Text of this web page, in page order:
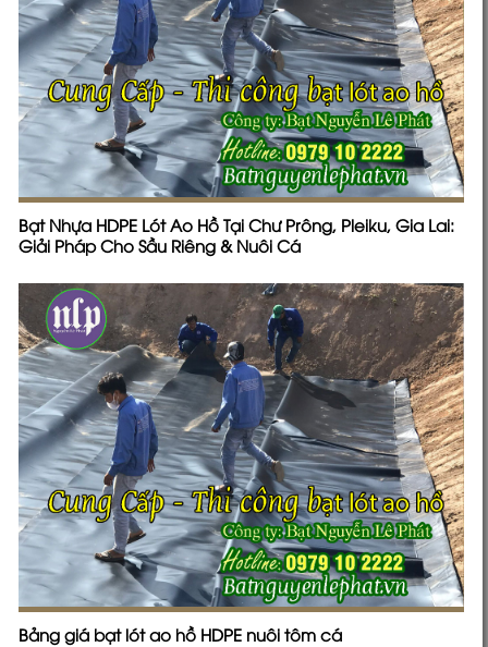
Bạt Nhựa HDPE Lót Ao Hồ Tại Chư Prông, Pleiku, Gia Lai:
Giải Pháp Cho Sầu Riêng & Nuôi Cá
Bảng giá bạt lót ao hồ HDPE nuôi tôm cá